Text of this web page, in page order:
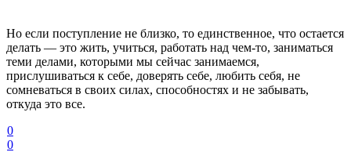
Но если поступление не близко, то единственное, что остается
делать — это жить, учиться, работать над чем-то, заниматься
теми делами, которыми мы сейчас занимаемся,
прислушиваться к себе, доверять себе, любить себя, не
сомневаться в своих силах, способностях и не забывать,
откуда это все.
0
0